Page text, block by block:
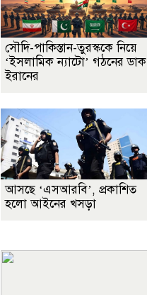
সৌদি-পাকিস্তান-তুরস্ককে নিয়ে
‘ইসলামিক ন্যাটো’ গঠনের ডাক
ইরানের
আসছে ‘এসআরবি’, প্রকাশিত
হলো আইনের খসড়া